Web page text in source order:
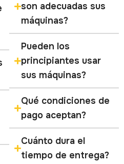
son adecuadas sus
máquinas?
Pueden los
principiantes usar
sus máquinas?
Qué condiciones de
pago aceptan?
Cuánto dura el
tiempo de entrega?